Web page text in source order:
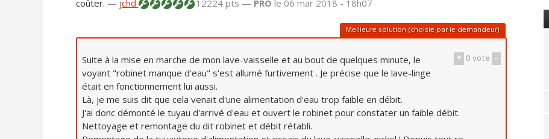
coûter. — jchd 12224 pts — PRO le 06 mar 2018 - 18h07
Meilleure solution (choisie par le demandeur)
+ 0vote -
Suite à la mise en marche de mon lave-vaisselle et au bout de quelques minute, le
voyant "robinet manque d'eau" s'est allumé furtivement . Je précise que le lave-linge
était en fonctionnement lui aussi.
Là, je me suis dit que cela venait d'une alimentation d'eau trop faible en débit.
J'ai donc démonté le tuyau d'arrivé d'eau et ouvert le robinet pour constater un faible débit.
Nettoyage et remontage du dit robinet et débit rétabli.